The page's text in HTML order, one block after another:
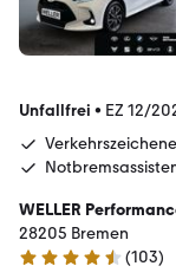
Unfallfrei • EZ 12/
WELLER
28205 Bremen
4.3 Sterne
(103)